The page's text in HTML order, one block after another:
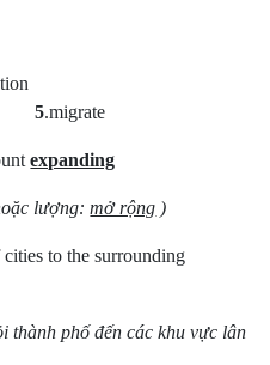
5.migrate
expanding
lượng:mở rộng )
to the surrounding
thành phố đến các khu vực lân